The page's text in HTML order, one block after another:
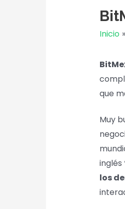
Inicio
que
Muy
inglés
los